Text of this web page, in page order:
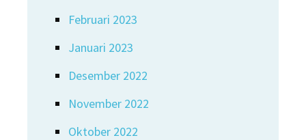
Februari 2023
Januari 2023
Desember 2022
November 2022
Oktober 2022